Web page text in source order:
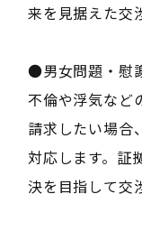
来を見据えた交
●男女問題・慰
不倫や浮気など
請求したい場合
対応します。証
決を目指して交